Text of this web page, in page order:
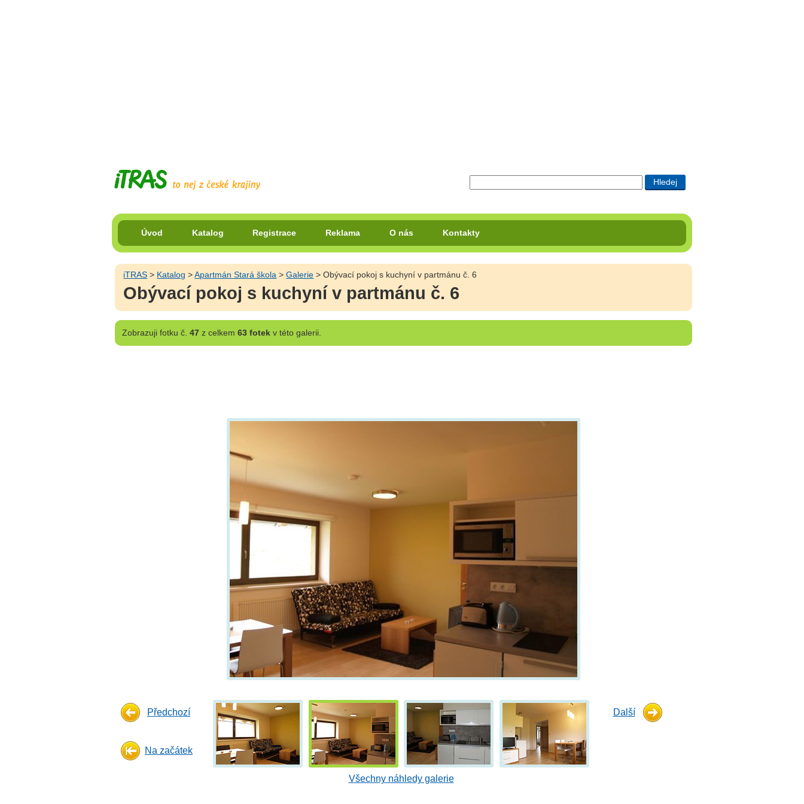
Úvod Katalog Registrace Reklama O nás Kontakty
iTRAS > Katalog >Apartmán Stará škola >Galerie > Obývací pokoj s kuchyní v partmánu č. 6
Obývací pokoj s kuchyní v partmánu č. 6
Zobrazujifotku č. 47z celkem 63 fotekv této galerii.
Předchozí
Na začátek
Všechny náhledy galerie
Další